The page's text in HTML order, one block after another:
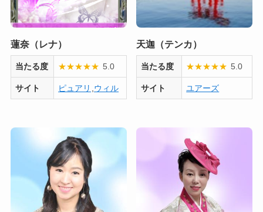
蓮奈（レナ）
当たる度 ★★★★★ 5.0
サイト ピュアリ ウィル
天迦（テンカ）
当たる度 ★★★★★ 5.0
サイト ユアーズ